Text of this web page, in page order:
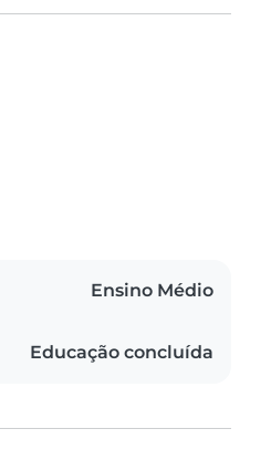
Ensino Médio
Educação concluída